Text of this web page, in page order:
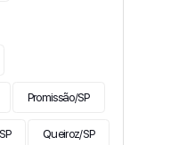
Promissão/SP
Queiroz/SP